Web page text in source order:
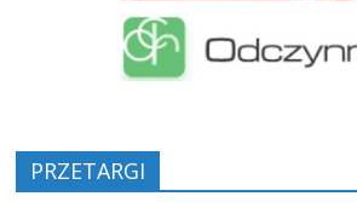
PRZETARGI